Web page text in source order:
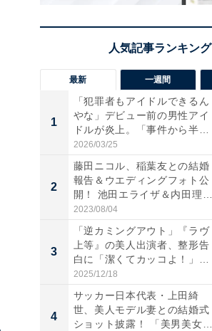
最新 一週間
1
「犯罪者もアイドルできるん
やな」デビュー前の男性アイ
ドルが炎上。「事件から半年
も...
2026/03/25
2
藤田ニコル、稲葉友との結婚
報告＆ウエディングフォト公
開！ 池田エライザ＆内田理
央...
2023/08/04
3
「逆カミングアウト」『ラヴ
上等』の美人出演者、整形告
白に「潔くてカッコよ！」
「好...
2025/12/18
4
サッカー日本代表・上田綺
世、美人モデル妻との結婚式
ショット披露！ 「美男美女」